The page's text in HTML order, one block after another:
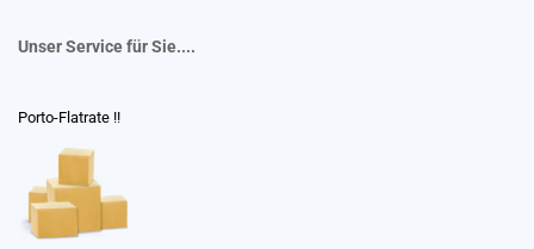
Unser Service für Sie....
Porto-Flatrate !!